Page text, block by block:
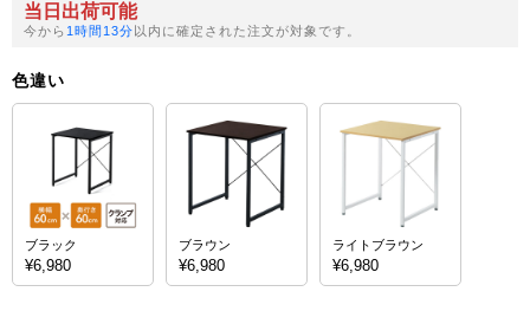
当日出荷可能
今から 1時間13分以内に確定された注文が対象です。
色違い
ブラック
¥6,980
ブラウン
¥6,980
ライトブラウン
¥6,980